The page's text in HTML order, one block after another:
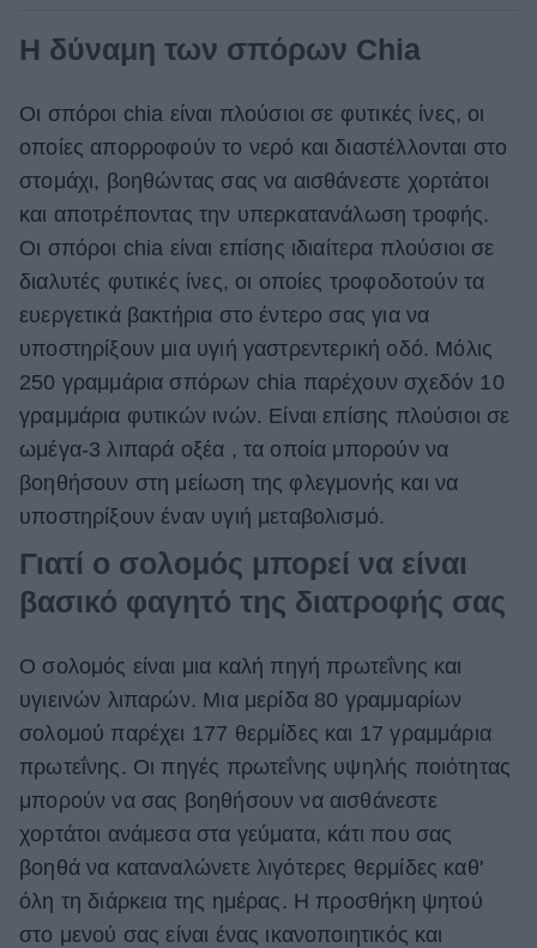
Η δύναμη των σπόρων Chia
Οι σπόροι chia είναι πλούσιοι σε φυτικές ίνες, οι
οποίες απορροφούν το νερό και διαστέλλονται στο
στομάχι, βοηθώντας σας να αισθάνεστε χορτάτοι
και αποτρέποντας την υπερκατανάλωση τροφής.
Οι σπόροι chia είναι επίσης ιδιαίτερα πλούσιοι σε
διαλυτές φυτικές ίνες, οι οποίες τροφοδοτούν τα
ευεργετικά βακτήρια στο έντερο σας για να
υποστηρίξουν μια υγιή γαστρεντερική οδό. Μόλις
250 γραμμάρια σπόρων chia παρέχουν σχεδόν 10
γραμμάρια φυτικών ινών. Είναι επίσης πλούσιοι σε
ωμέγα-3 λιπαρά οξέα , τα οποία μπορούν να
βοηθήσουν στη μείωση της φλεγμονής και να
υποστηρίξουν έναν υγιή μεταβολισμό.
Γιατί ο σολομός μπορεί να είναι
βασικό φαγητό της διατροφής σας
Ο σολομός είναι μια καλή πηγή πρωτεΐνης και
υγιεινών λιπαρών. Μια μερίδα 80 γραμμαρίων
σολομού παρέχει 177 θερμίδες και 17 γραμμάρια
πρωτεΐνης. Οι πηγές πρωτεΐνης υψηλής ποιότητας
μπορούν να σας βοηθήσουν να αισθάνεστε
χορτάτοι ανάμεσα στα γεύματα, κάτι που σας
βοηθά να καταναλώνετε λιγότερες θερμίδες καθ'
όλη τη διάρκεια της ημέρας. Η προσθήκη ψητού
στο μενού σας είναι ένας ικανοποιητικός και